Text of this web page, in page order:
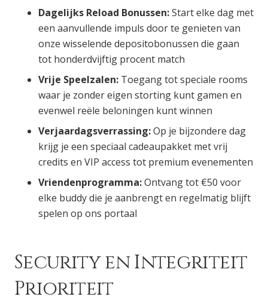
Dagelijks Reload Bonussen:Start elke dag met
een aanvullende impuls door te genieten van
onze wisselende depositobonussen die gaan
tot honderdvijftig procent match
Vrije Speelzalen: Toegang tot speciale rooms
waar je zonder eigen storting kunt gamen en
evenwel reële beloningen kunt winnen
Verjaardagsverrassing:Op je bijzondere dag
krijg je een speciaal cadeaupakket met vrij
credits en VIP access tot premium evenementen
Vriendenprogramma:Ontvang tot €50 voor
elke buddy die je aanbrengt en regelmatig blijft
spelen op ons portaal
Security en Integriteit
Prioriteit